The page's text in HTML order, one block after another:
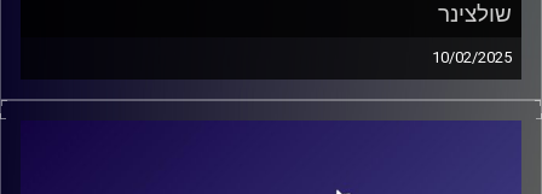
שולצינר
10/02/2025
פודקאסט המכון לחירות ואחריות באוניברסיטת רייכמן